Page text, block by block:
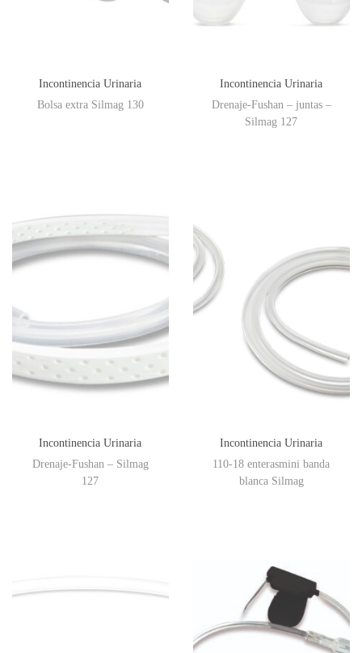
Incontinencia Urinaria
Bolsa extra Silmag 130
Incontinencia Urinaria
Drenaje-Fushan – juntas –
Silmag 127
Incontinencia Urinaria
Drenaje-Fushan – Silmag
127
Incontinencia Urinaria
110-18 enterasmini banda
blanca Silmag